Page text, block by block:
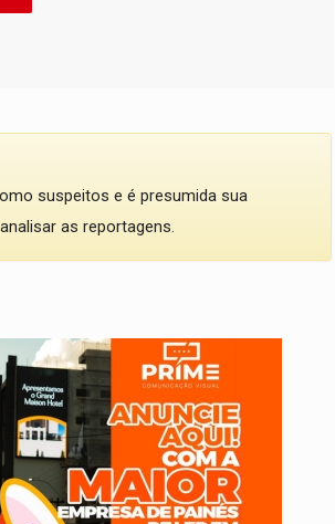
suspeitos e é presumida sua
as reportagens.